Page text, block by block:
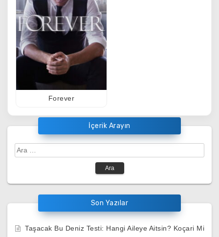
Forever
İçerik Arayın
Arama:
Son Yazılar
Taşacak Bu Deniz Testi: Hangi Aileye Aitsin? Koçari Mi